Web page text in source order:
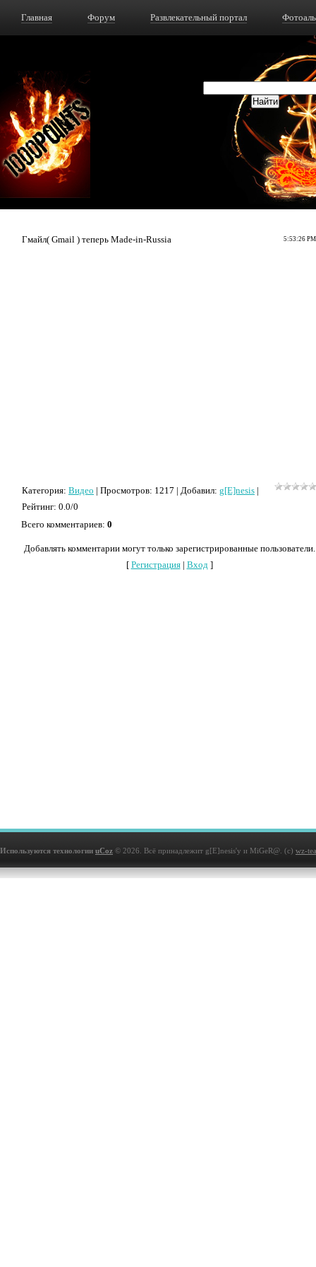
Главная Форум Развлекательный портал
5:53:26 PM
Гмайл( Gmail ) теперь Made-in-Russia
Категория: Видео | Просмотров: 1217 | Добавил: g[E]nesis |
Рейтинг: 0.0/0
Всего комментариев: 0
Добавлять комментарии могут только зарегистрированные пользователи.
[ Регистрация| Вход]
Используются технологии uCoz © 2026. Всё принадлежит g[E]nesis'у и MiGeR@. (с) wz-